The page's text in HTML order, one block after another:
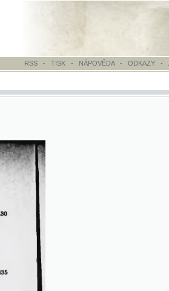
TISK-NÁPOVĚDA - ODKAZY - ALTERNATIVNÍ